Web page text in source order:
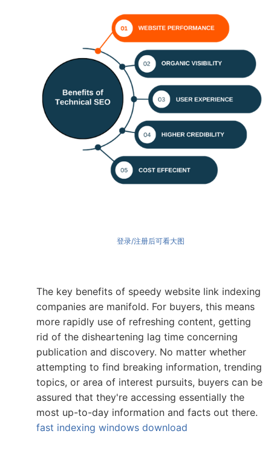
登录/注册后可看大图
The key benefits of speedy website link indexing
companies are manifold. For buyers, this means
more rapidly use of refreshing content, getting
rid of the disheartening lag time concerning
publication and discovery. No matter whether
attempting to find breaking information, trending
topics, or area of interest pursuits, buyers can be
assured that they're accessing essentially the
most up-to-day information and facts out there.
fast indexing windows download